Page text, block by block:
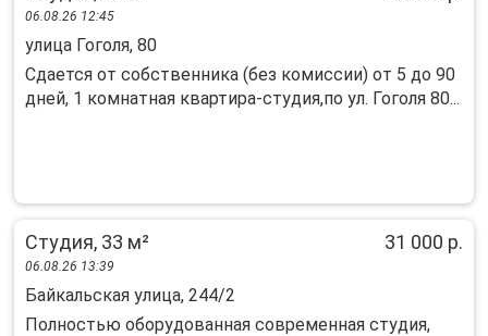
06.08.26 12:45
улица Гоголя, 80
Сдается от собственника (без комиссии) от 5 до 90
дней, 1 комнатная квартира-студия,по ул. Гоголя 80...
Студия, 33 м² 31 000 р.
06.08.26 13:39
Байкальская улица, 244/2
Полностью оборудованная современная студия,